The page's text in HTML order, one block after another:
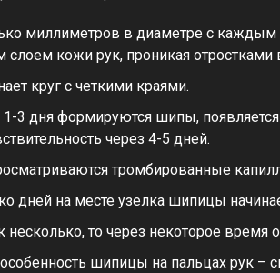
миллиметров в диаметре с
слоем кожи рук, проникая отростками
круг с четкими краями.
1-3 дня формируются шипы,
через 4-5 дней.
тромбированные
дней на месте узелка шипицы
несколько, то через некоторое
шипицы на пальцах рук –